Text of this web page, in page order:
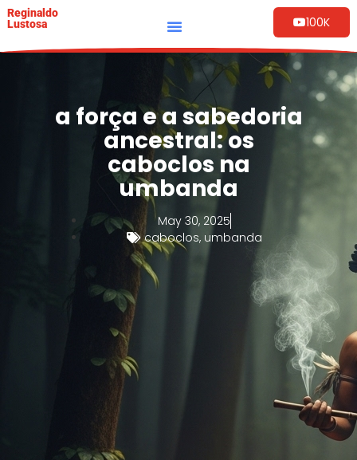
Reginaldo
Lustosa
100K
a força e a sabedoria
ancestral: os
caboclos na
umbanda
May 30, 2025
caboclos, umbanda